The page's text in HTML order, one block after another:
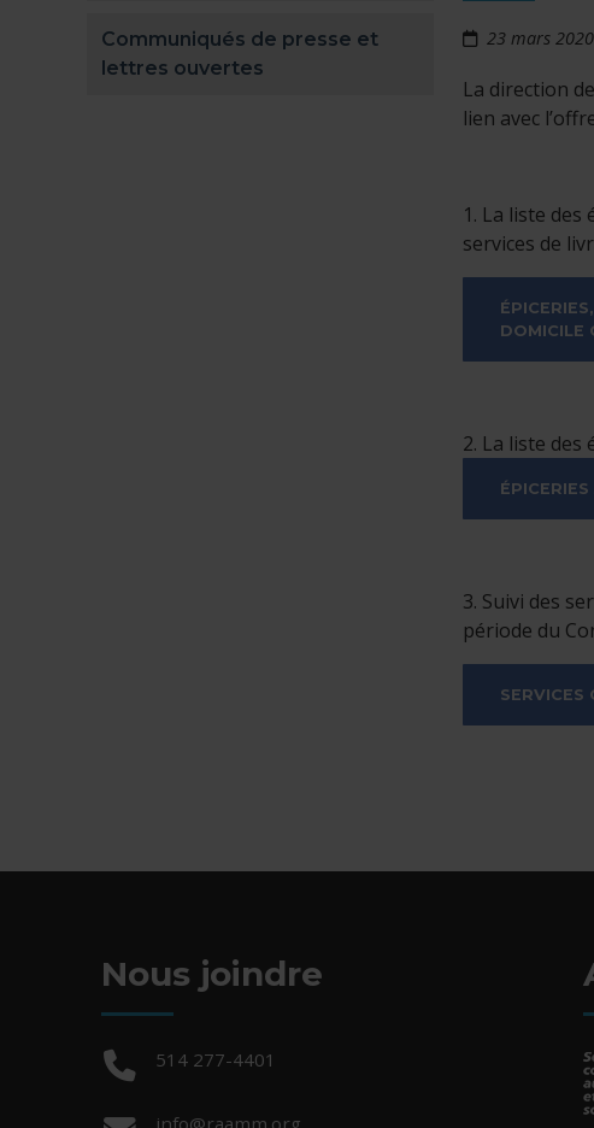
Communiqués de presse et
lettres ouvertes
23 mars 2020
La direction
lien avec
1. La liste
services de
DOMICILE
2. La liste des
3. Suivi des
période du
SERVICES
Nous joindre
Téléphone :
514 277-4401
Courriel :
info@raamm.org